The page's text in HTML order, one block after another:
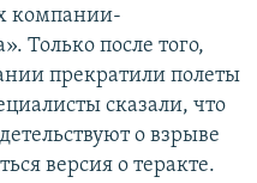
компании-
Только после того,
прекратили полеты
сказали, что
о взрыве
версия о теракте.